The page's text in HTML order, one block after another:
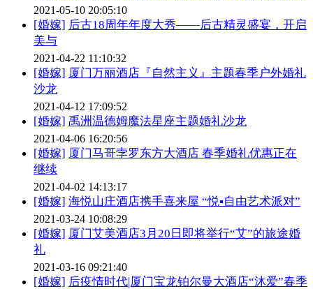
2021-05-10 20:05:10
[婚嫁] 后古18周年年度大秀——后古精灵盛宴，开启
美与
2021-04-22 11:10:32
[婚嫁] 厦门万丽酒店『自然主义』主题春季户外婚礼
沙龙
2021-04-12 17:09:52
[婚嫁] 禹洲温德姆魔法星座主题婚礼沙龙
2021-04-06 16:20:56
[婚嫁] 厦门马哥孛罗东方大酒店 春季婚礼优惠正在
继续
2021-04-02 14:13:17
[婚嫁] 海悦山庄酒店携手喜来屋 “悦▪自由艺术派对”
2021-03-24 10:08:29
[婚嫁] 厦门艾美酒店3月20日即将举行“艾”的旅途婚
礼
2021-03-16 09:21:40
[婚嫁] 后疫情时代|厦门宝龙铂尔曼大酒店“沐爱”春季